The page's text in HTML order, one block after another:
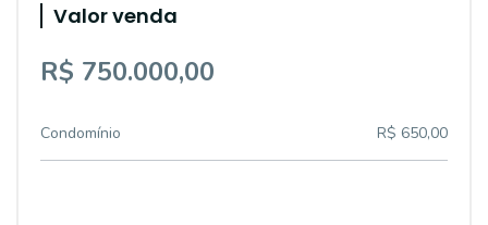
Valor venda
R$ 750.000,00
Condomínio R$ 650,00